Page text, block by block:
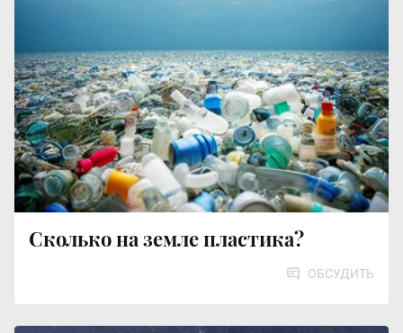
Сколько на земле пластика?
ОБСУДИТЬ